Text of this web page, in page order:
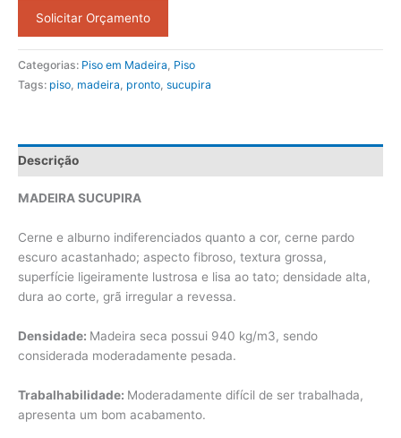
Solicitar Orçamento
Categorias: Piso em Madeira, Piso
Tags: piso, madeira, pronto, sucupira
Descrição
MADEIRA SUCUPIRA
Cerne e alburno indiferenciados quanto a cor, cerne pardo
escuro acastanhado; aspecto fibroso, textura grossa,
superfície ligeiramente lustrosa e lisa ao tato; densidade alta,
dura ao corte, grã irregular a revessa.
Densidade: Madeira seca possui 940 kg/m3, sendo
considerada moderadamente pesada.
Trabalhabilidade: Moderadamente difícil de ser trabalhada,
apresenta um bom acabamento.